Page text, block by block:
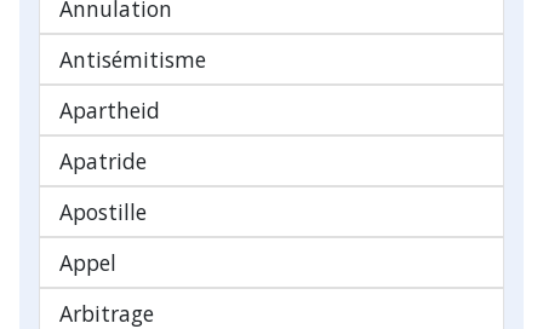
Annulation
Antisémitisme
Apartheid
Apatride
Apostille
Appel
Arbitrage